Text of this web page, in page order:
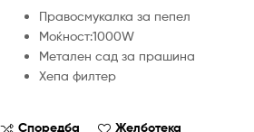
Правосмукалка за пепел
Моќност:1000W
Метален сад за прашина
Хепа филтер
Споредба Желботека